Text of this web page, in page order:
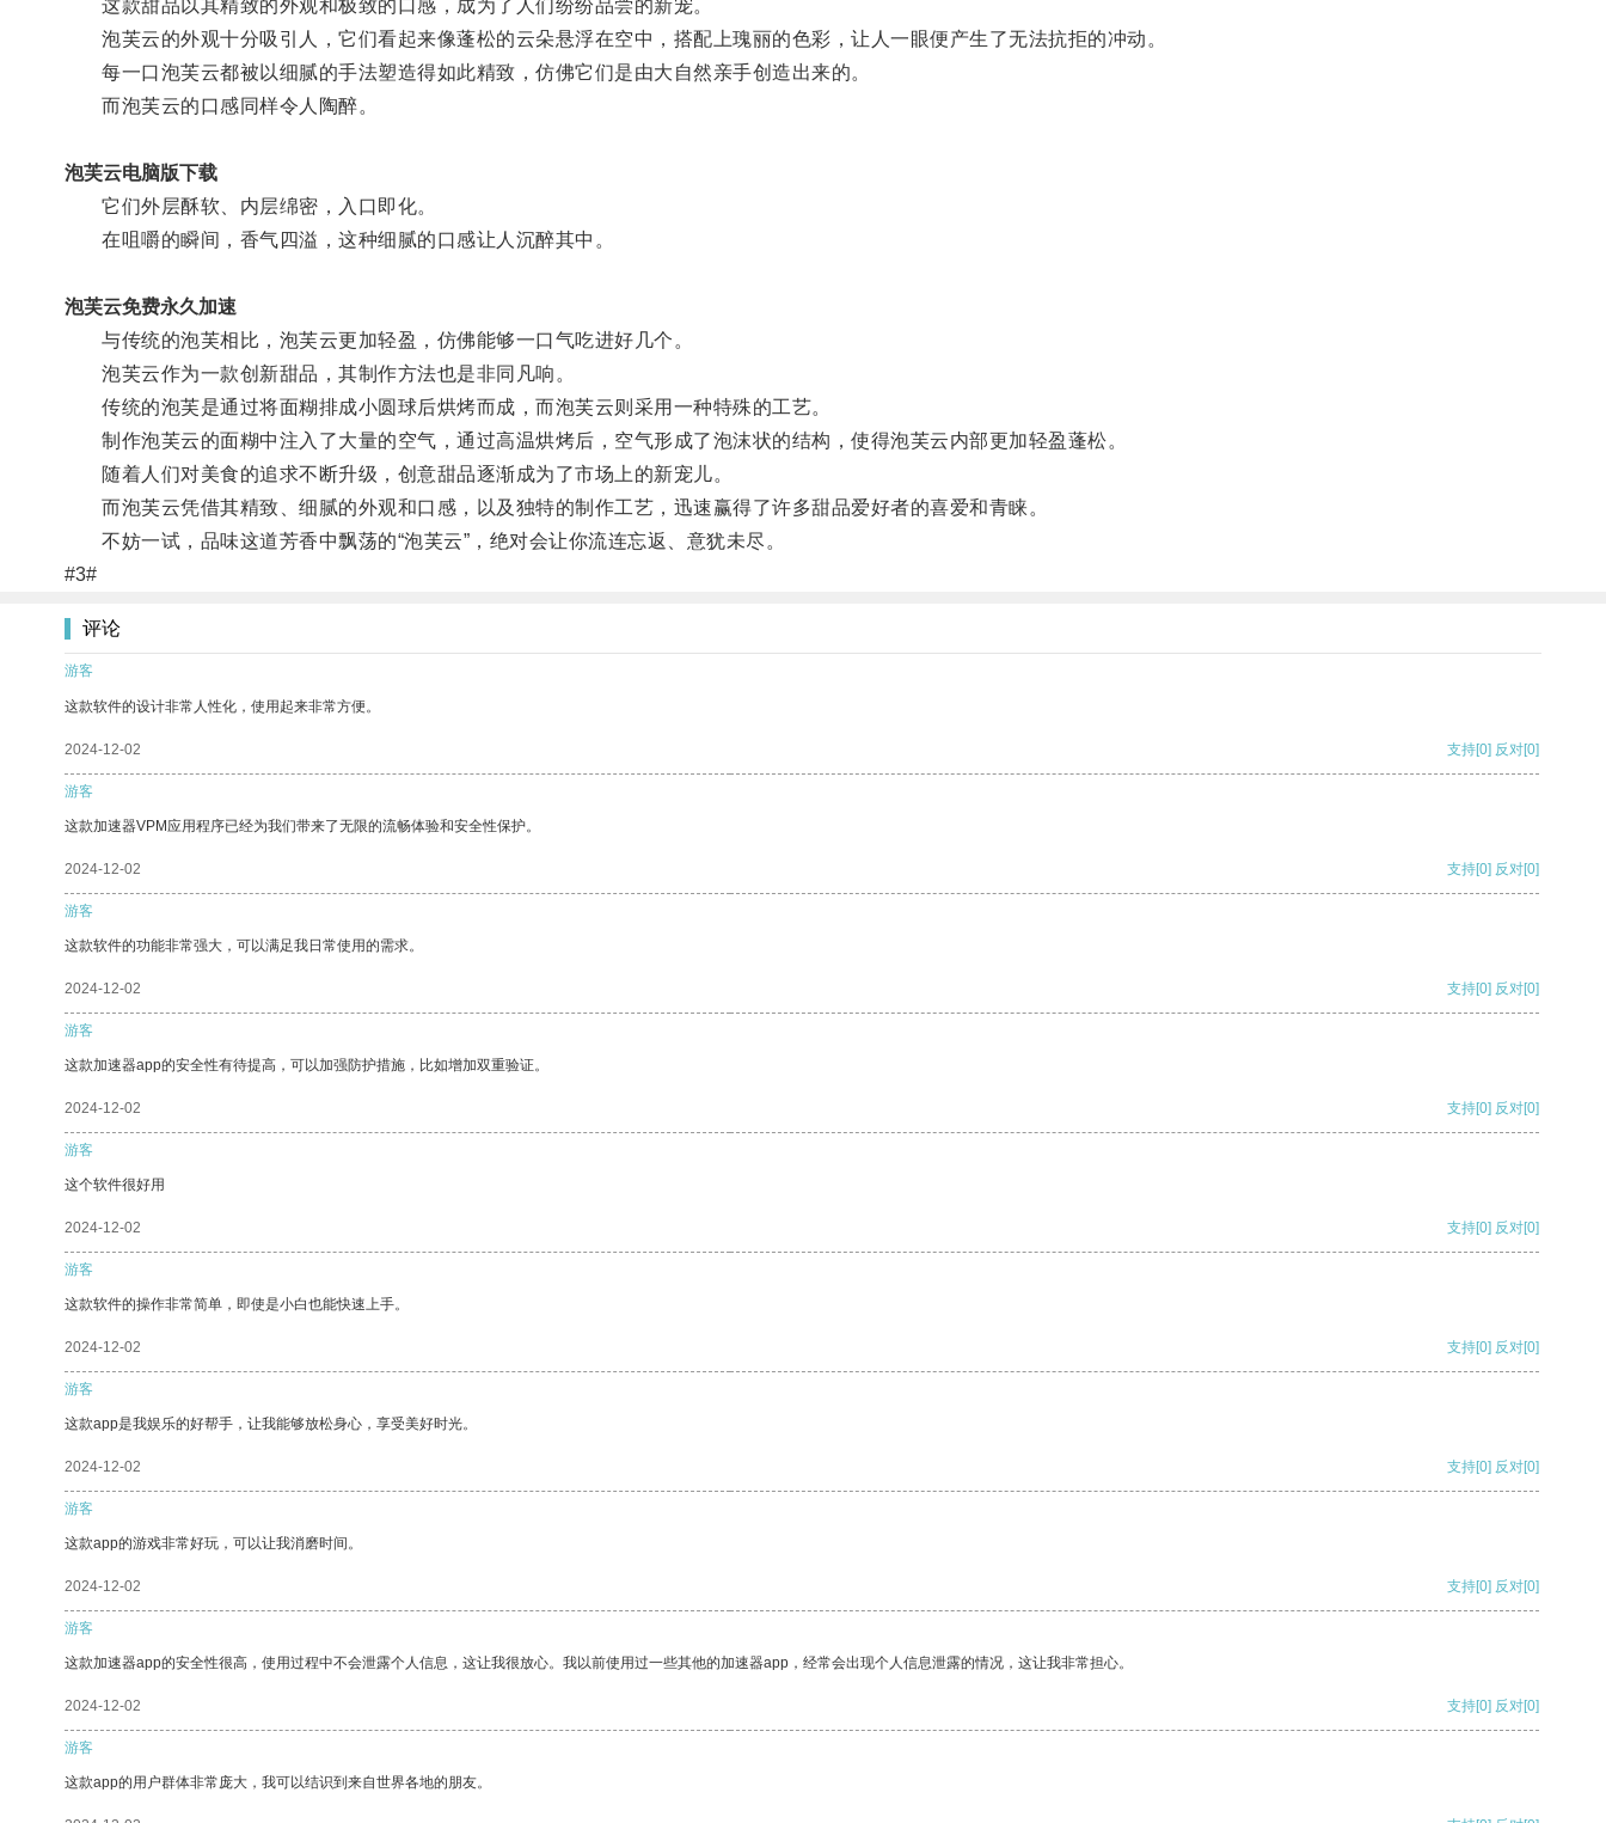
这款甜品以其精致的外观和极致的口感，成为了人们纷纷品尝的新宠。
泡芙云的外观十分吸引人，它们看起来像蓬松的云朵悬浮在空中，搭配上瑰丽的色彩，让人一眼便产生了无法抗拒的冲动。
每一口泡芙云都被以细腻的手法塑造得如此精致，仿佛它们是由大自然亲手创造出来的。
而泡芙云的口感同样令人陶醉。
泡芙云电脑版下载
它们外层酥软、内层绵密，入口即化。
在咀嚼的瞬间，香气四溢，这种细腻的口感让人沉醉其中。
泡芙云免费永久加速
与传统的泡芙相比，泡芙云更加轻盈，仿佛能够一口气吃进好几个。
泡芙云作为一款创新甜品，其制作方法也是非同凡响。
传统的泡芙是通过将面糊排成小圆球后烘烤而成，而泡芙云则采用一种特殊的工艺。
制作泡芙云的面糊中注入了大量的空气，通过高温烘烤后，空气形成了泡沫状的结构，使得泡芙云内部更加轻盈蓬松。
随着人们对美食的追求不断升级，创意甜品逐渐成为了市场上的新宠儿。
而泡芙云凭借其精致、细腻的外观和口感，以及独特的制作工艺，迅速赢得了许多甜品爱好者的喜爱和青睐。
不妨一试，品味这道芳香中飘荡的“泡芙云”，绝对会让你流连忘返、意犹未尽。
#3#
评论
游客
这款软件的设计非常人性化，使用起来非常方便。
2024-12-02 支持[0] 反对[0]
游客
这款加速器VPM应用程序已经为我们带来了无限的流畅体验和安全性保护。
2024-12-02 支持[0] 反对[0]
游客
这款软件的功能非常强大，可以满足我日常使用的需求。
2024-12-02 支持[0] 反对[0]
游客
这款加速器app的安全性有待提高，可以加强防护措施，比如增加双重验证。
2024-12-02 支持[0] 反对[0]
游客
这个软件很好用
2024-12-02 支持[0] 反对[0]
游客
这款软件的操作非常简单，即使是小白也能快速上手。
2024-12-02 支持[0] 反对[0]
游客
这款app是我娱乐的好帮手，让我能够放松身心，享受美好时光。
2024-12-02 支持[0] 反对[0]
游客
这款app的游戏非常好玩，可以让我消磨时间。
2024-12-02 支持[0] 反对[0]
游客
这款加速器app的安全性很高，使用过程中不会泄露个人信息，这让我很放心。我以前使用过一些其他的加速器app，经常会出现个人信息泄露的情况，这让我非常担心。
2024-12-02 支持[0] 反对[0]
游客
这款app的用户群体非常庞大，我可以结识到来自世界各地的朋友。